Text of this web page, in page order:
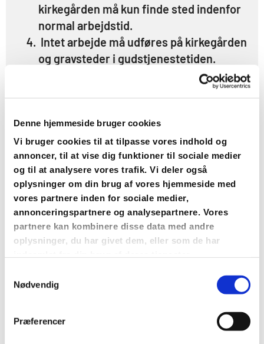
Denne hjemmeside bruger cookies
Vi bruger cookies til at tilpasse vores indhold og
annoncer, til at vise dig funktioner til sociale medier
og til at analysere vores trafik. Vi deler også
oplysninger om din brug af vores hjemmeside med
vores partnere inden for sociale medier,
annonceringspartnere og analysepartnere. Vores
partnere kan kombinere disse data med andre
oplysninger, du har givet dem, eller som de har
Nødvendig
Præferencer
kirkegården må kun finde sted indenfor
normal arbejdstid.
Intet arbejde må udføres på kirkegården
og gravsteder i gudstjenestetiden.
Kirkegårdens tilhørende redskaber, som
benyttes af gravstedsbrugere, skal efter
Kirkegårdens dige eller hegn og
gravstedernes indhegning må ikke
gennembrydes.
Kirkegårdens låger skal holdes lukket.
Færdsel udenfor kirkegårdens gange
ikke tilladt undtaget urnegravsteder.
Hunde skal være i snor.
Cykling på kirkegården ikke tilladt.
Kørsel med motorkøretøj forbudt særlig
tilladelse til rustvogn og handicapbiler.
Nummerpæle på gravsteder må ikke
Ukrudtsbekæmpelse med kemiske